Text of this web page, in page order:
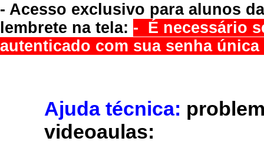
- Acesso exclusivo para alunos
lembrete na tela: - É necessário
autenticado com sua senha
Ajuda técnica:
videoaulas: